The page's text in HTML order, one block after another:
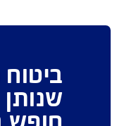
בחירת כל רופא